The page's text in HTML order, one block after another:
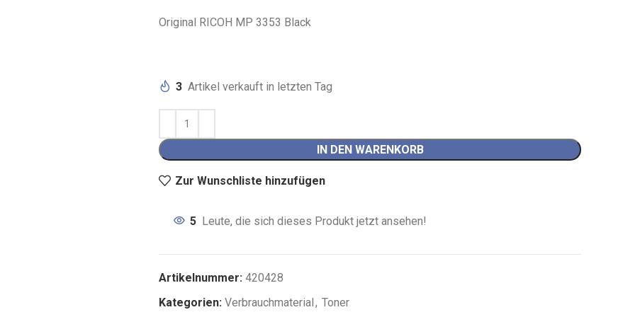
Original RICOH MP 3353 Black
3 Artikel verkauft in letzten Tag
IN DEN WARENKORB
Zur Wunschliste hinzufügen
5 Leute, die sich dieses Produkt jetzt ansehen!
Artikelnummer: 420428
Kategorien: Verbrauchmaterial, Toner